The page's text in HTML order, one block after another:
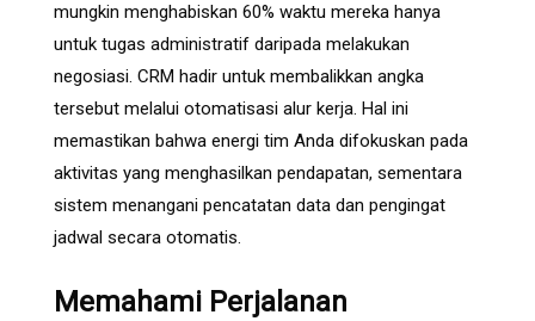
mungkin menghabiskan 60% waktu mereka hanya
untuk tugas administratif daripada melakukan
negosiasi. CRM hadir untuk membalikkan angka
tersebut melalui otomatisasi alur kerja. Hal ini
memastikan bahwa energi tim Anda difokuskan pada
aktivitas yang menghasilkan pendapatan, sementara
sistem menangani pencatatan data dan pengingat
jadwal secara otomatis.
Memahami Perjalanan